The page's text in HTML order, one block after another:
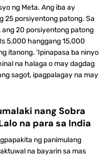
ng Meta. Ang iba ay
25 porsiyentong patong. Sa
20 porsiyentong patong
5,000 hanggang 15,000
itanong. 'Ipinapasa ba ninyo
na halaga o may dagdag
sagot, ipagpalagay na may
nang Sobra
na para sa India
ng panimulang
na bayarin sa mas